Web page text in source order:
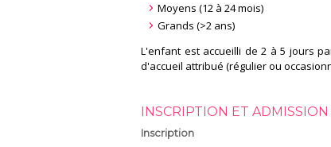
Moyens (12 à 24 mois)
Grands (>2 ans)
L'enfant est accueilli de 2 à 5 jours
d'accueil attribué (régulier ou
INSCRIPTION ET ADMISSION
Inscription